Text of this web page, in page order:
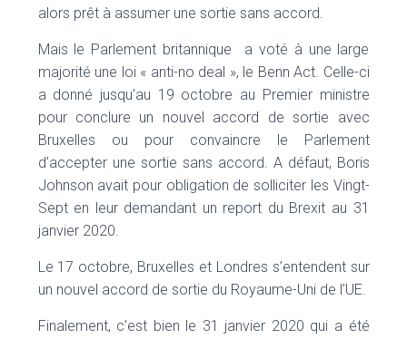
alors prêt à assumer une sortie sans accord.
Mais le Parlement britannique a voté à une large
majorité une loi « anti-no deal », le Benn Act. Celle-ci
a donné jusqu’au 19 octobre au Premier ministre
pour conclure un nouvel accord de sortie avec
Bruxelles ou pour convaincre le Parlement
d’accepter une sortie sans accord. A défaut, Boris
Johnson avait pour obligation de solliciter les Vingt-
Sept en leur demandant un report du Brexit au 31
janvier 2020.
Le 17 octobre, Bruxelles et Londres s’entendent sur
un nouvel accord de sortie du Royaume-Uni de l’UE.
Finalement, c’est bien le 31 janvier 2020 qui a été